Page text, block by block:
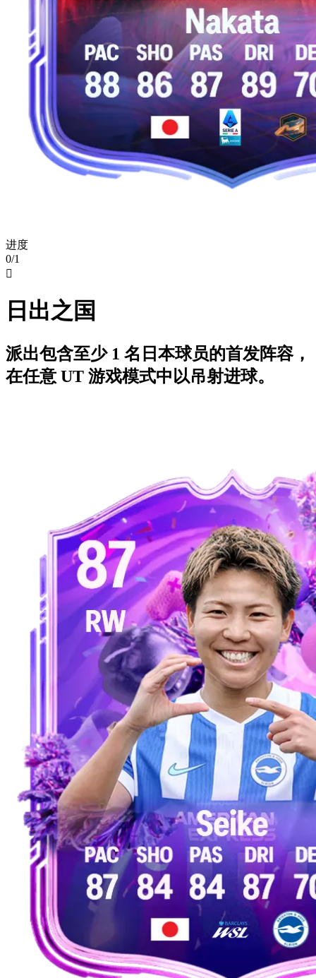
进度
0/1

日出之国
派出包含至少 1 名日本球员的首发阵容，
在任意 UT 游戏模式中以吊射进球。